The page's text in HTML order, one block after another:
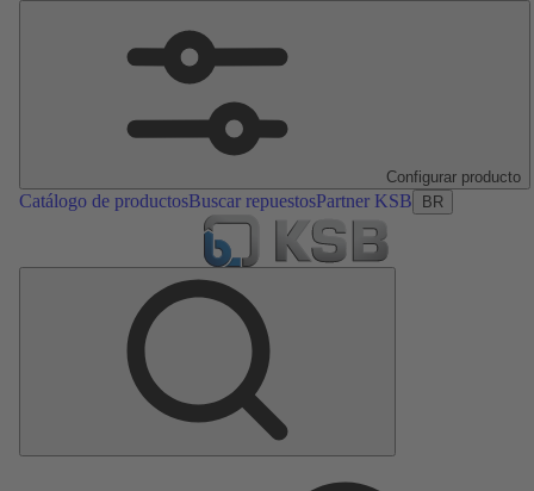
Configurar producto
Catálogo de productosBuscar repuestosPartner KSB BR